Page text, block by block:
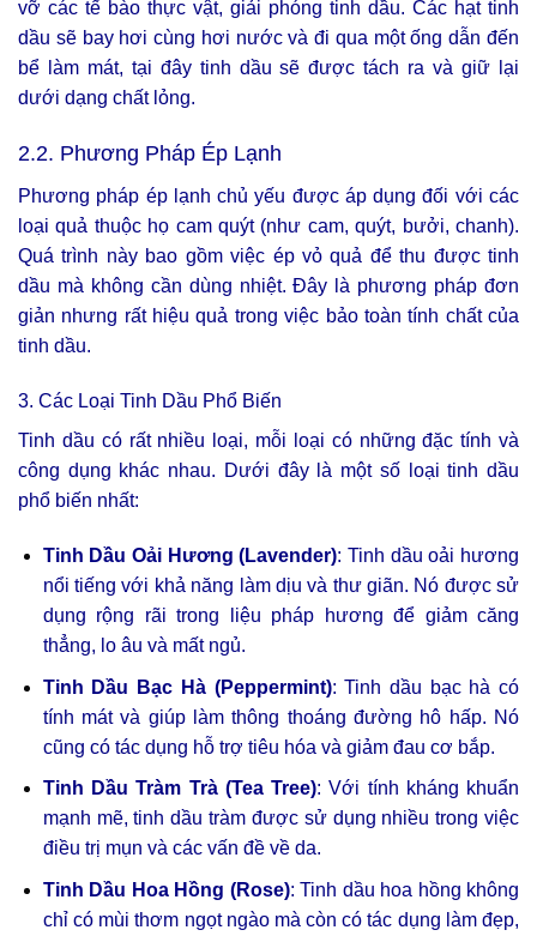
vỡ các tế bào thực vật, giải phóng tinh dầu. Các hạt tinh
dầu sẽ bay hơi cùng hơi nước và đi qua một ống dẫn đến
bể làm mát, tại đây tinh dầu sẽ được tách ra và giữ lại
dưới dạng chất lỏng.
2.2. Phương Pháp Ép Lạnh
Phương pháp ép lạnh chủ yếu được áp dụng đối với các
loại quả thuộc họ cam quýt (như cam, quýt, bưởi, chanh).
Quá trình này bao gồm việc ép vỏ quả để thu được tinh
dầu mà không cần dùng nhiệt. Đây là phương pháp đơn
giản nhưng rất hiệu quả trong việc bảo toàn tính chất của
tinh dầu.
3. Các Loại Tinh Dầu Phổ Biến
Tinh dầu có rất nhiều loại, mỗi loại có những đặc tính và
công dụng khác nhau. Dưới đây là một số loại tinh dầu
phổ biến nhất:
Tinh Dầu Oải Hương (Lavender): Tinh dầu oải hương
nổi tiếng với khả năng làm dịu và thư giãn. Nó được sử
dụng rộng rãi trong liệu pháp hương để giảm căng
thẳng, lo âu và mất ngủ.
Tinh Dầu Bạc Hà (Peppermint): Tinh dầu bạc hà có
tính mát và giúp làm thông thoáng đường hô hấp. Nó
cũng có tác dụng hỗ trợ tiêu hóa và giảm đau cơ bắp.
Tinh Dầu Tràm Trà (Tea Tree): Với tính kháng khuẩn
mạnh mẽ, tinh dầu tràm được sử dụng nhiều trong việc
điều trị mụn và các vấn đề về da.
Tinh Dầu Hoa Hồng (Rose): Tinh dầu hoa hồng không
chỉ có mùi thơm ngọt ngào mà còn có tác dụng làm đẹp,